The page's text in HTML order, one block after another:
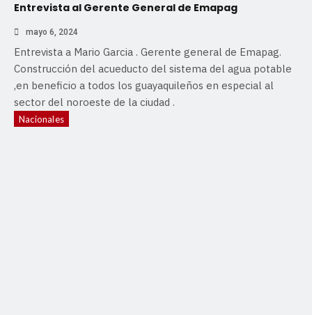
Entrevista al Gerente General de Emapag
mayo 6, 2024
Entrevista a Mario Garcia . Gerente general de Emapag.
Construcción del acueducto del sistema del agua potable
,en beneficio a todos los guayaquileños en especial al
sector del noroeste de la ciudad .
Nacionales